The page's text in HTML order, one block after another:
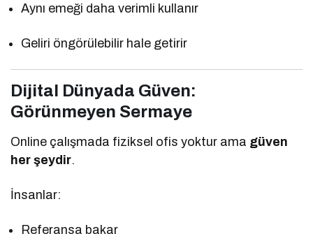
Aynı emeği daha verimli kullanır
Geliri öngörülebilir hale getirir
Dijital Dünyada Güven:
Görünmeyen Sermaye
Online çalışmada fiziksel ofis yoktur ama güven
her şeydir.
İnsanlar:
Referansa bakar